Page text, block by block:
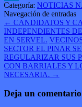
Outlook.com
Categoría: NOTICIAS
Navegación de entradas
← CANDIDATOS Y
INDEPENDIENTES
EN SERVEL.
SECTOR EL PINAR
REGULARIZAR SUS
CON BARRIALES Y
NECESARIA. →
Deja un comentario